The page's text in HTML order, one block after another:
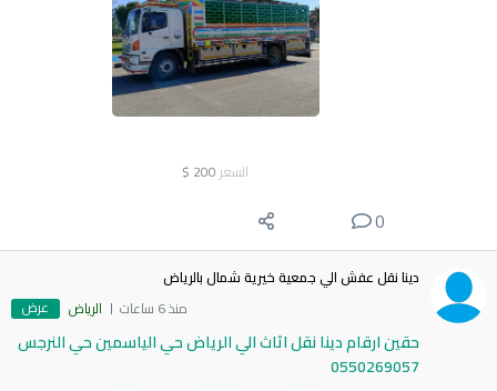
السعر 200
$
0
دينا نقل عفش الي جمعية خيرية شمال بالرياض
منذ 6 ساعات
الرياض عرض
حقين ارقام دينا نقل اثاث الي الرياض حي الياسمين حي النرجس
0550269057